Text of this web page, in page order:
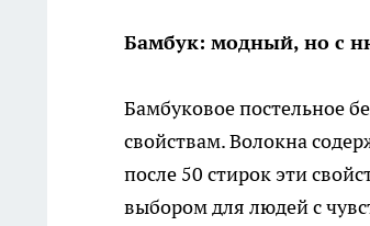
Бамбук: модный, но с
Бамбуковое постельное
свойствам. Волокна
после 50 стирок эти
выбором для людей с